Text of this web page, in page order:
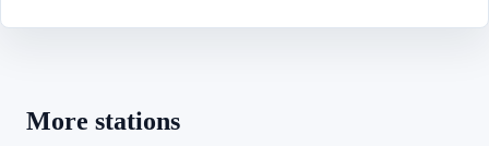
More stations